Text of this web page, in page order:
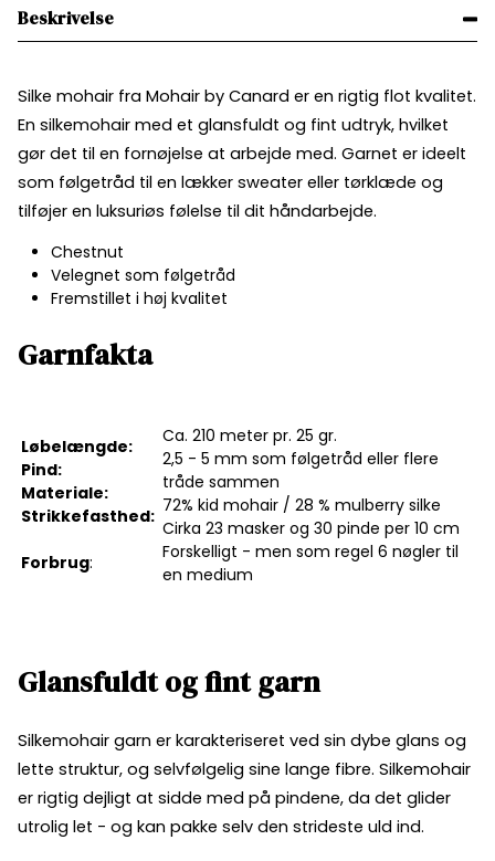
Beskrivelse
Silke mohair fra Mohair by Canard er en rigtig flot kvalitet.
En silkemohair med et glansfuldt og fint udtryk, hvilket
gør det til en fornøjelse at arbejde med. Garnet er ideelt
som følgetråd til en lækker sweater eller tørklæde og
tilføjer en luksuriøs følelse til dit håndarbejde.
Chestnut
Velegnet som følgetråd
Fremstillet i høj kvalitet
Garnfakta
Løbelængde:
Pind:
Materiale:
Strikkefasthed:
Forbrug:
Ca. 210 meter pr. 25 gr.
2,5 - 5 mm som følgetråd eller flere
tråde sammen
72% kid mohair / 28 % mulberry silke
Cirka 23 masker og 30 pinde per 10 cm
Forskelligt - men som regel 6 nøgler til
en medium
Glansfuldt og fint garn
Silkemohair garn er karakteriseret ved sin dybe glans og
lette struktur, og selvfølgelig sine lange fibre. Silkemohair
er rigtig dejligt at sidde med på pindene, da det glider
utrolig let - og kan pakke selv den strideste uld ind.